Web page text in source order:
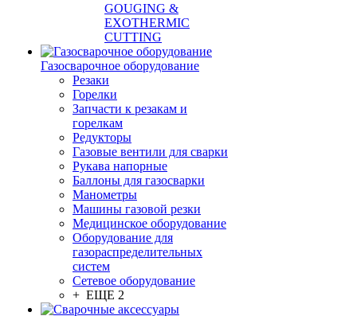
GOUGING &
EXOTHERMIC
CUTTING
Газосварочное оборудование
Резаки
Горелки
Запчасти к резакам и
горелкам
Редукторы
Газовые вентили для сварки
Рукава напорные
Баллоны для газосварки
Манометры
Машины газовой резки
Медицинское оборудование
Оборудование для
газораспределительных
систем
Сетевое оборудование
+ ЕЩЕ 2